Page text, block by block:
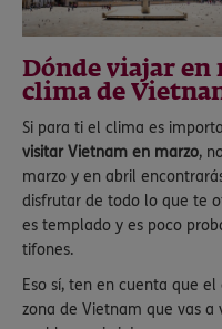
Dónde viajar en
clima de
Si para ti el clima es
visitar Vietnam en marzo,
marzo y en abril
disfrutar de todo lo que te
es templado y es poco
tifones.
Eso sí, ten en cuenta que
zona de Vietnam que vas a